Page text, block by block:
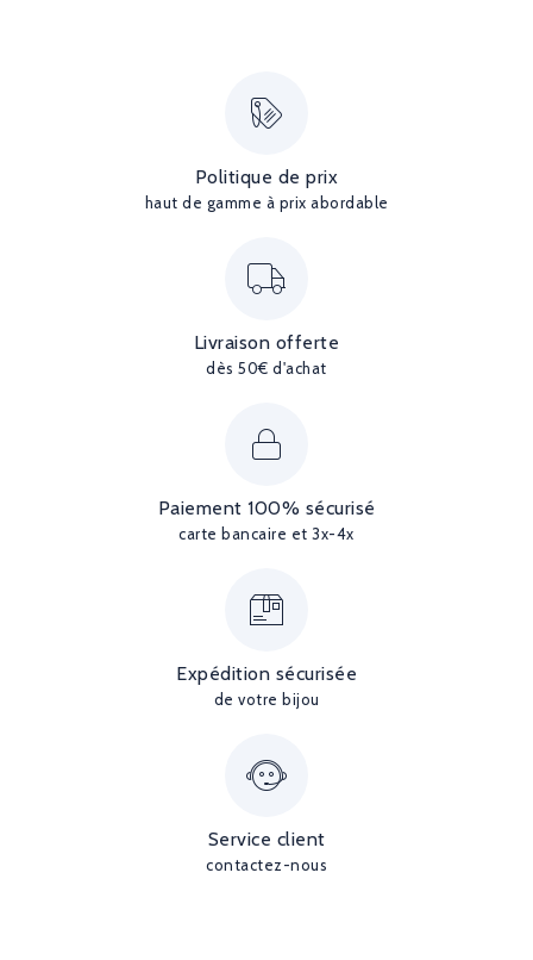
Politique de prix
haut de gamme à prix abordable
Livraison offerte
dès 50€ d'achat
Paiement 100% sécurisé
carte bancaire et 3x-4x
Expédition sécurisée
de votre bijou
Service client
contactez-nous